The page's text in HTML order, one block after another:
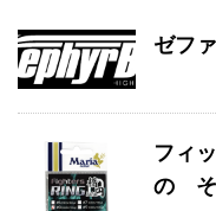
ゼフ
フィ
の そ